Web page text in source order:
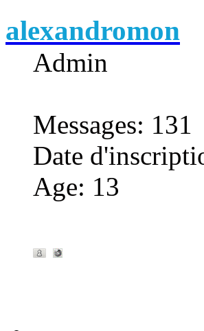
alexandromon
Admin
Messages: 131
Date
Age: 13